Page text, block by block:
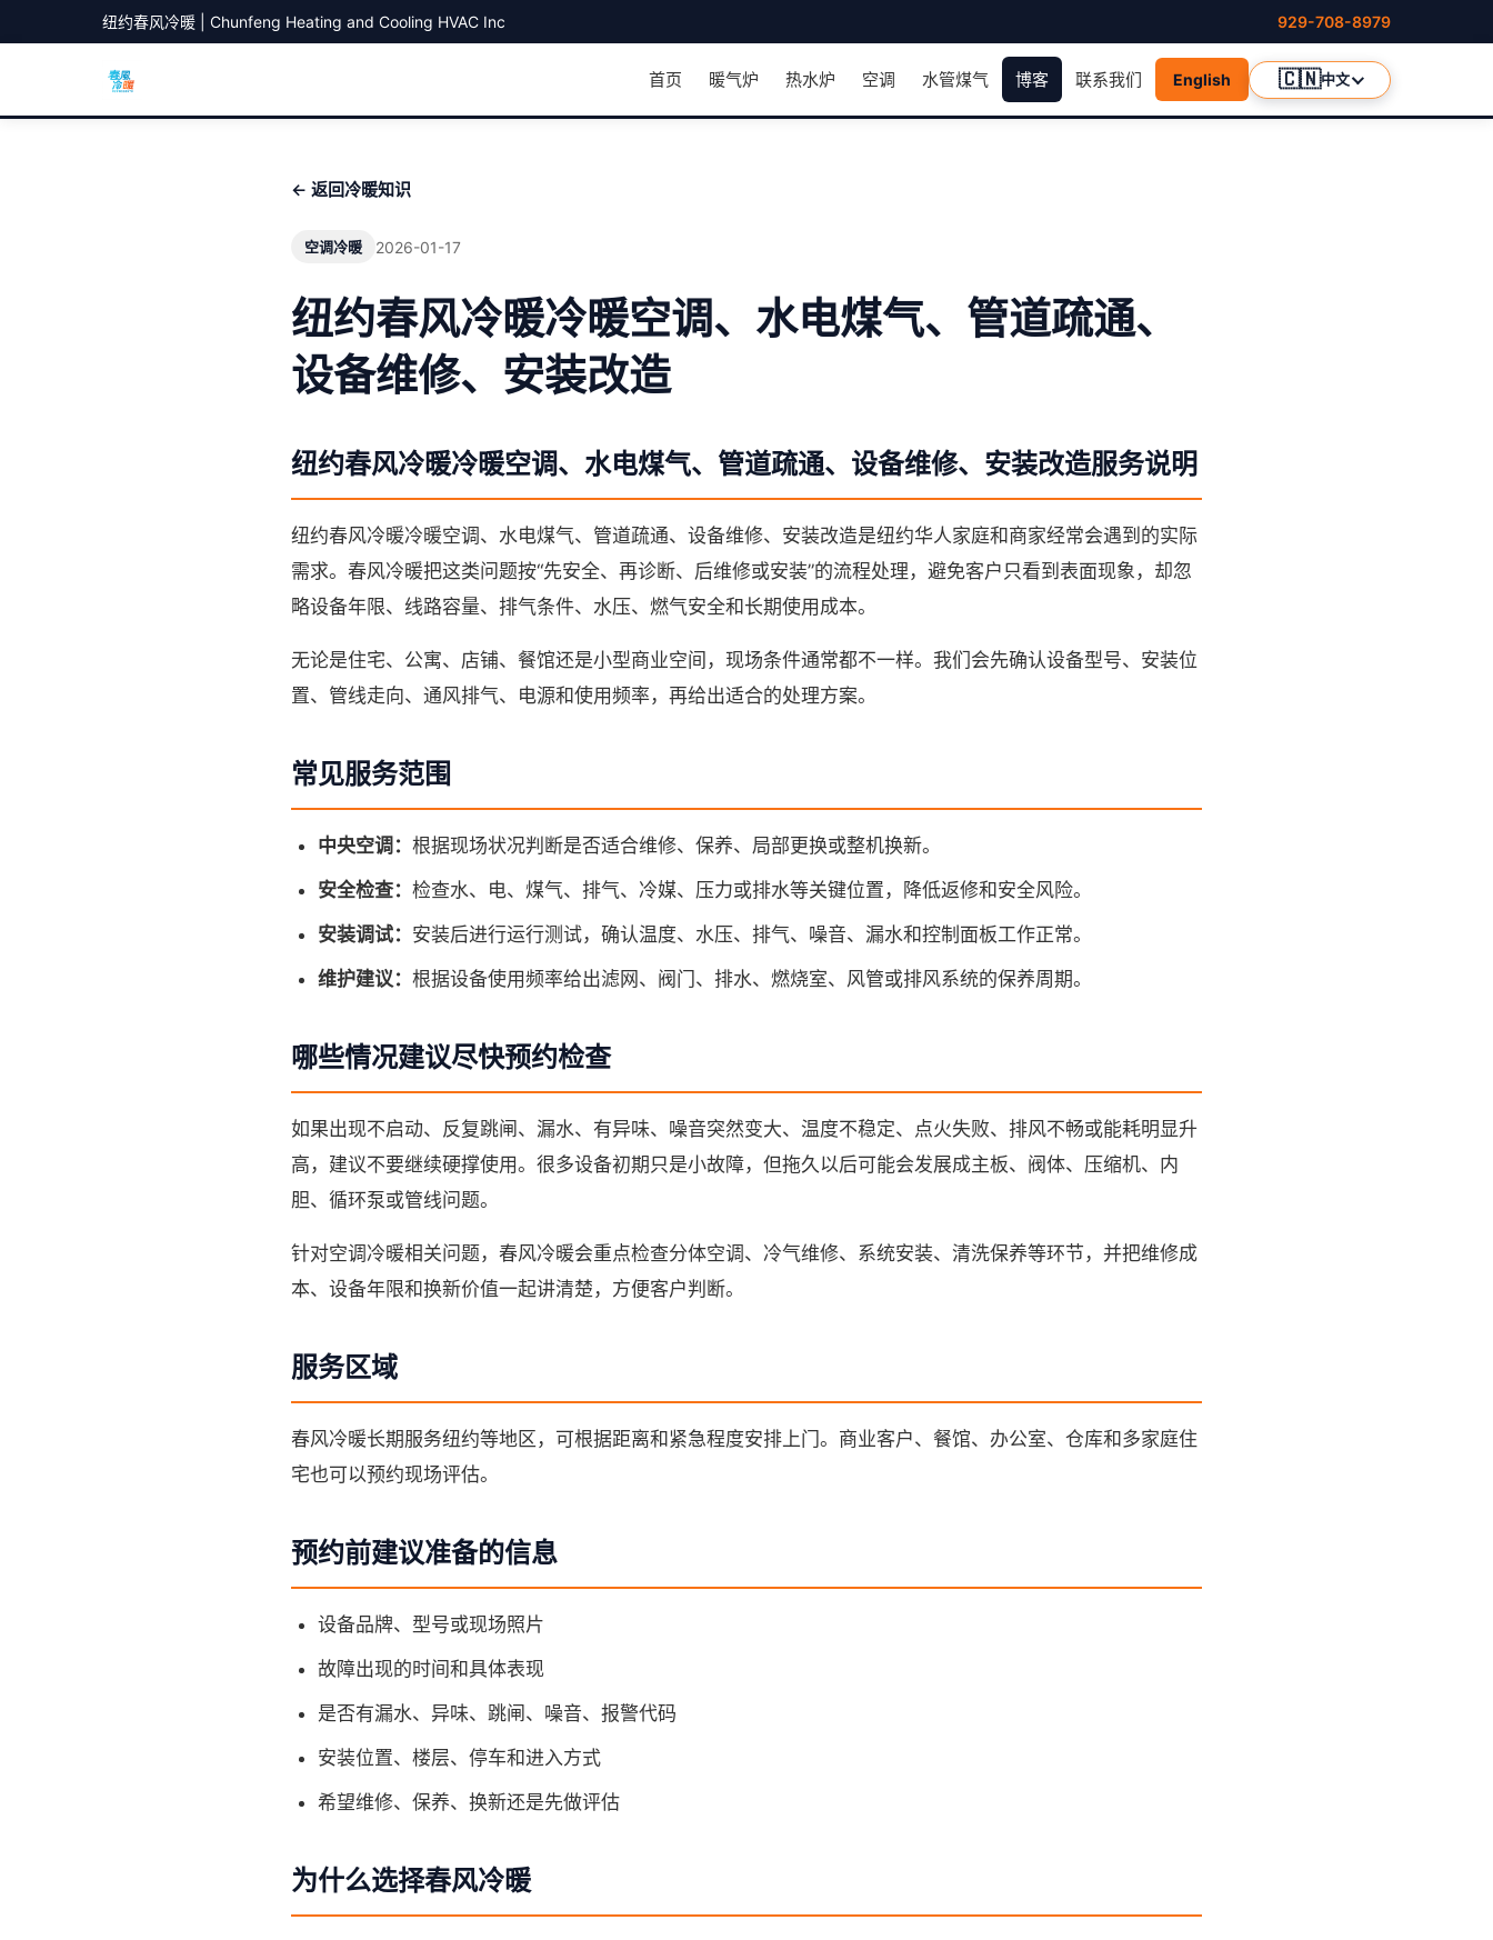
纽约春风冷暖 | Chunfeng Heating and Cooling HVAC Inc 929-708-8979
首页 暖气炉 热水炉 空调 水管煤气 博客 联系我们 English 🇨🇳中文
← 返回冷暖知识
空调冷暖 2026-01-17
纽约春风冷暖冷暖空调、水电煤气、管道疏通、
设备维修、安装改造
纽约春风冷暖冷暖空调、水电煤气、管道疏通、设备维修、安装改造服务说明
纽约春风冷暖冷暖空调、水电煤气、管道疏通、设备维修、安装改造是纽约华人家庭和商家经常会遇到的实际
需求。春风冷暖把这类问题按“先安全、再诊断、后维修或安装”的流程处理，避免客户只看到表面现象，却忽
略设备年限、线路容量、排气条件、水压、燃气安全和长期使用成本。
无论是住宅、公寓、店铺、餐馆还是小型商业空间，现场条件通常都不一样。我们会先确认设备型号、安装位
置、管线走向、通风排气、电源和使用频率，再给出适合的处理方案。
常见服务范围
中央空调： 根据现场状况判断是否适合维修、保养、局部更换或整机换新。
安全检查： 检查水、电、煤气、排气、冷媒、压力或排水等关键位置，降低返修和安全风险。
安装调试： 安装后进行运行测试，确认温度、水压、排气、噪音、漏水和控制面板工作正常。
维护建议： 根据设备使用频率给出滤网、阀门、排水、燃烧室、风管或排风系统的保养周期。
哪些情况建议尽快预约检查
如果出现不启动、反复跳闸、漏水、有异味、噪音突然变大、温度不稳定、点火失败、排风不畅或能耗明显升
高，建议不要继续硬撑使用。很多设备初期只是小故障，但拖久以后可能会发展成主板、阀体、压缩机、内
胆、循环泵或管线问题。
针对空调冷暖相关问题，春风冷暖会重点检查分体空调、冷气维修、系统安装、清洗保养等环节，并把维修成
本、设备年限和换新价值一起讲清楚，方便客户判断。
服务区域
春风冷暖长期服务纽约等地区，可根据距离和紧急程度安排上门。商业客户、餐馆、办公室、仓库和多家庭住
宅也可以预约现场评估。
预约前建议准备的信息
设备品牌、型号或现场照片
故障出现的时间和具体表现
是否有漏水、异味、跳闸、噪音、报警代码
安装位置、楼层、停车和进入方式
希望维修、保养、换新还是先做评估
为什么选择春风冷暖